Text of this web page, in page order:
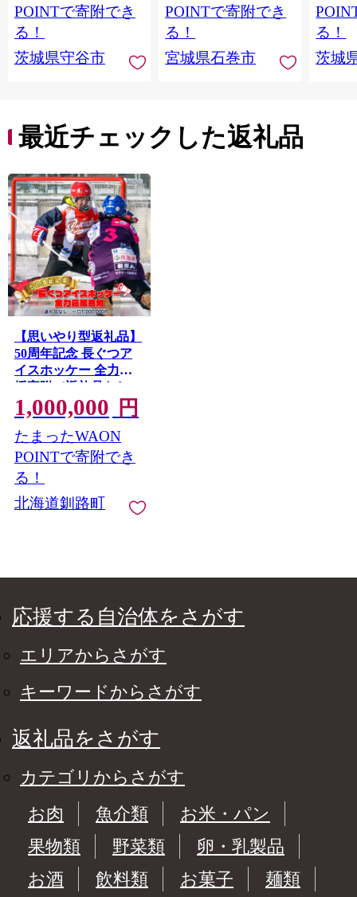
POINTで寄附でき
る！
茨城県守谷市
まみ 煮物 焼きイカ
BBQ バーベキュー 宮
城県 石巻市
POINTで寄附でき
る！
宮城県石巻市
支援金
ます
支援
る！
茨城
最近チェックした返礼品
【思いやり型返礼品】
50周年記念 長ぐつア
イスホッケー 全力応
援寄附（返礼品なし・
1,000,000円～） 北海
道 釧路町 釧路超 長靴
アイスホッケー アイ
スホッケー 寄付 応援
支援
1,000,000 円
たまったWAON
POINTで寄附でき
る！
北海道釧路町
応援する自治体をさがす
エリアからさがす
キーワードからさがす
返礼品をさがす
カテゴリからさがす
お肉
魚介類
お米・パン
果物類
野菜類
卵・乳製品
お酒
飲料類 お菓子
麺類